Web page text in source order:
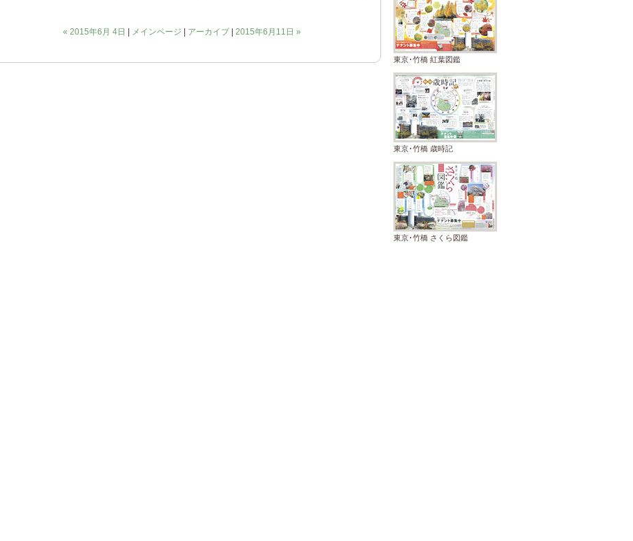
« 2015年6月 4日 メインページ アーカイブ 2015年6月11日 »
東京･竹橋 紅葉図鑑
東京･竹橋 歳時記
東京･竹橋 さくら図鑑